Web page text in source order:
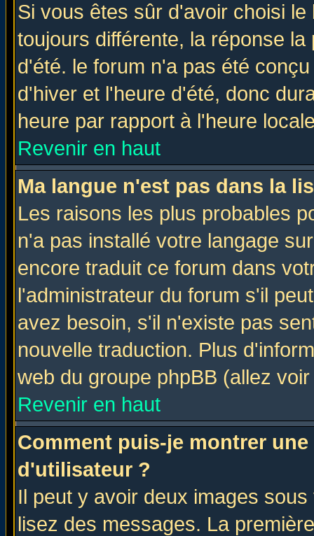
Si vous êtes sûr d'avoir choisi
toujours différente, la réponse
d'été. le forum n'a pas été
d'hiver et l'heure d'été, donc
heure par rapport à l'heure
Revenir en haut
Ma langue n'est pas dans la
Les raisons les plus probables
n'a pas installé votre langage
encore traduit ce forum dans
l'administrateur du forum s'il
avez besoin, s'il n'existe pas
nouvelle traduction. Plus
web du groupe phpBB (allez
Revenir en haut
Comment puis-je montrer
d'utilisateur ?
Il peut y avoir deux images
lisez des messages. La